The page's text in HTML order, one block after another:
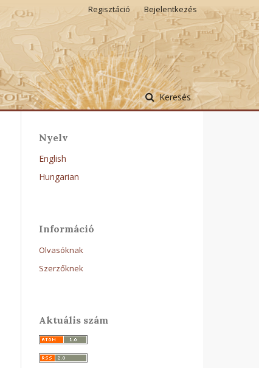
Keresés
Regisztáció Bejelentkezés
Nyelv
English
Hungarian
Információ
Olvasóknak
Szerzőknek
Aktuális szám